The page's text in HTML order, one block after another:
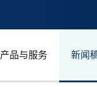
产品与服务 新闻